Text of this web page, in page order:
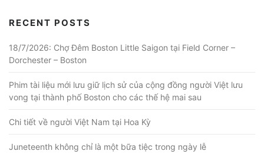
RECENT POSTS
18/7/2026: Chợ Đêm Boston Little Saigon tại Field Corner –
Dorchester – Boston
Phim tài liệu mới lưu giữ lịch sử của cộng đồng người Việt lưu
vong tại thành phố Boston cho các thế hệ mai sau
Chi tiết về người Việt Nam tại Hoa Kỳ
Juneteenth không chỉ là một bữa tiệc trong ngày lễ